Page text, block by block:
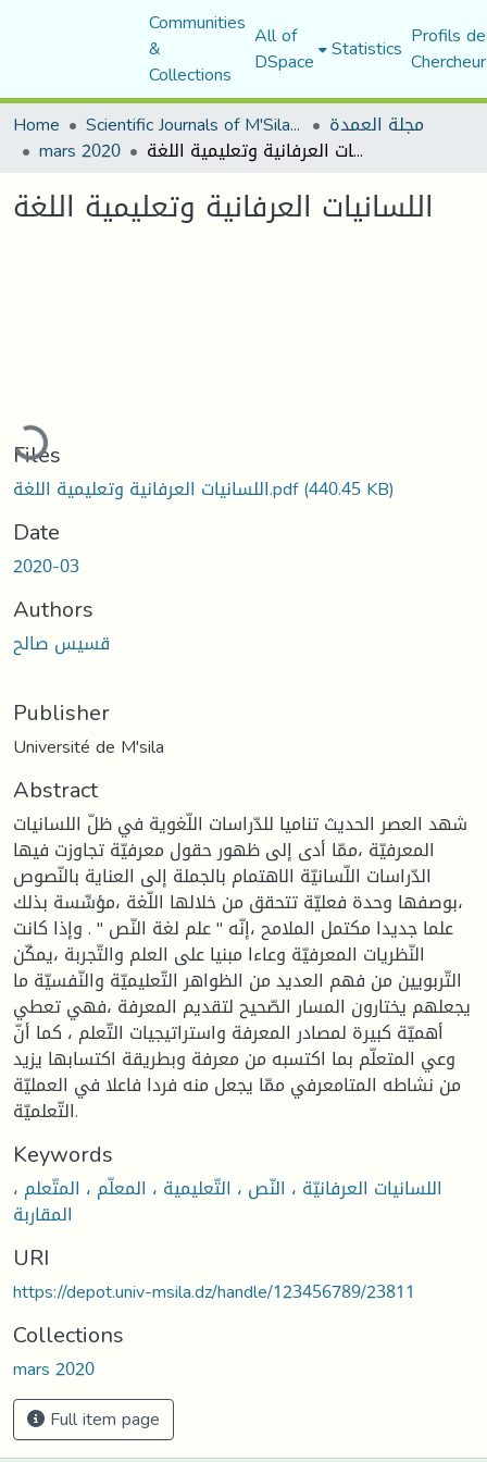
Communities
&
Collections
All of
DSpace Statistics Profils
Home
Scientific Journals of M'Sila University مجلة العمدة
mars 2020 اللسانيات العرفانية وتعليمية اللغة
اللسانيات العرفانية وتعليمية اللغة
Files
اللسانيات العرفانية وتعليمية اللغة.pdf(440.45 KB)
Date
2020-03
Authors
قسيس صالح
Publisher
Université de M'sila
Abstract
شهد العصر الحديث تناميا للدّراسات اللّغوية في ظلّ اللسانيات
المعرفيّة ،ممّا أدى إلى ظهور حقول معرفيّة تجاوزت فيها
الدّراسات اللّسانيّة الاهتمام بالجملة إلى العناية بالنّصوص
،بوصفها وحدة فعليّة تتحقق من خلالها اللّغة ،مؤسِّسة بذلك
علما جديدا مكتمل الملامح ،إنّه " علم لغة النّص " . وإذا كانت
النّظريات المعرفيّة وعاءا مبنيا على العلم والتّجربة ،يمكّن
التّربويين من فهم العديد من الظواهر التّعليميّة والنّفسيّة ما
يجعلهم يختارون المسار الصّحيح لتقديم المعرفة ،فهي تعطي
أهميّة كبيرة لمصادر المعرفة واستراتيجيات التّعلم ، كما أنّ
وعي المتعلّم بما اكتسبه من معرفة وبطريقة اكتسابها يزيد
من نشاطه المتامعرفي ممّا يجعل منه فردا فاعلا في العمليّة
التّعلميّة.
Keywords
اللسانيات العرفانيّة ، النّص ، التّعليمية ، المعلّم ، المتّعلم ،
المقاربة
URI
https://depot.univ-msila.dz/handle/123456789/23811
Collections
mars 2020
Full item page